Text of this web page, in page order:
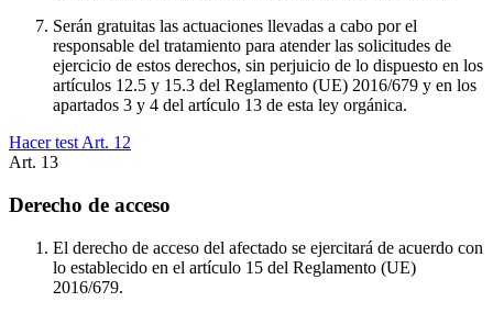
Serán gratuitas las actuaciones llevadas a cabo por el
responsable del tratamiento para atender las solicitudes de
ejercicio de estos derechos, sin perjuicio de lo dispuesto en los
artículos 12.5 y 15.3 del Reglamento (UE) 2016/679 y en los
apartados 3 y 4 del artículo 13 de esta ley orgánica.
Hacer test Art. 12
Art. 13
Derecho de acceso
El derecho de acceso del afectado se ejercitará de acuerdo con
lo establecido en el artículo 15 del Reglamento (UE)
2016/679.